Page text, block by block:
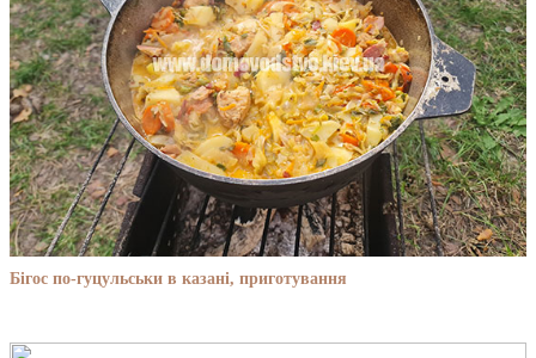
Бігос по-гуцульськи в казані, приготування